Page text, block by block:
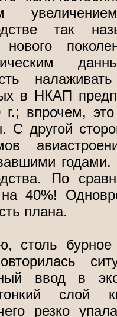
так
нового
в НКАП
впрочем,
С другой
По
40%!
плана.
столь
ввод в
слой
резко